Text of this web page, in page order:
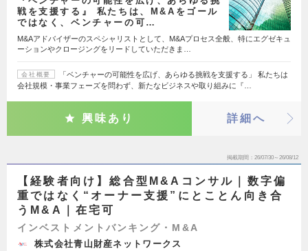
戦を支援する』 私たちは、M&Aをゴール
ではなく、ベンチャーの可…
M&Aアドバイザーのスペシャリストとして、M&Aプロセス全般、特にエグゼキュ
ーションやクロージングをリードしていただきま…
会社概要
「ベンチャーの可能性を広げ、あらゆる挑戦を支援する」 私たちは
会社規模・事業フェーズを問わず、新たなビジネスや取り組みに『…
興味あり 詳細へ
掲載期間 26/07/30～26/08/12
【経験者向け】総合型M&Aコンサル｜数字偏
重ではなく“オーナー支援”にとことん向き合
うM&A｜在宅可
インベストメントバンキング・M&A
株式会社青山財産ネットワークス